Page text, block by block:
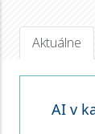
Aktuálne
AI v